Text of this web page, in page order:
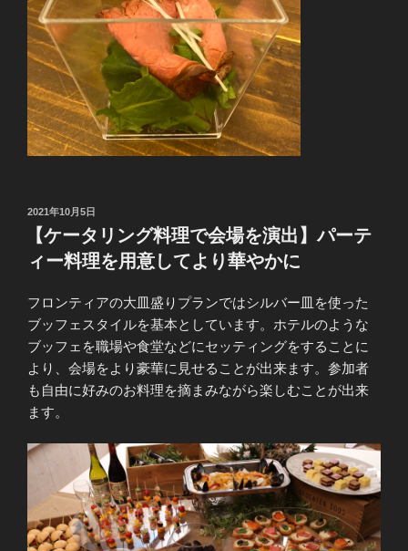
投
日:
2021年10月5日
【ケータリング料理で会場を演出】パーテ
ィー料理を用意してより華やかに
フロンティアの大皿盛りプランではシルバー皿を使った
ブッフェスタイルを基本としています。ホテルのような
ブッフェを職場や食堂などにセッティングをすることに
より、会場をより豪華に見せることが出来ます。参加者
も自由に好みのお料理を摘まみながら楽しむことが出来
ます。